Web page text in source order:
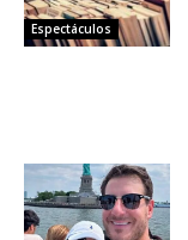
Espectáculos